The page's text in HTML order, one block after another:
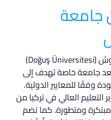
جامعة
تأسست جامعة دوغوش (Doğuş Üniversitesi)
1997، وتُعد جامعة خاصة تهدف إلى
وفقًا للمعايير الدولية.
العالي في تركيا من
مبتكرة ومتطورة. كما تضم